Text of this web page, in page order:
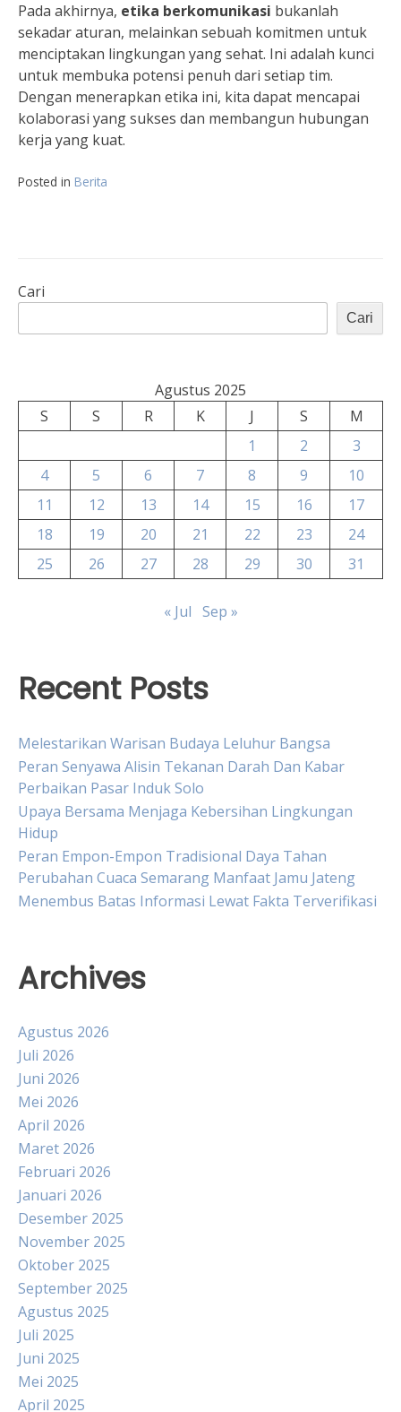
Pada akhirnya, etika berkomunikasi bukanlah
sekadar aturan, melainkan sebuah komitmen untuk
menciptakan lingkungan yang sehat. Ini adalah kunci
untuk membuka potensi penuh dari setiap tim.
Dengan menerapkan etika ini, kita dapat mencapai
kolaborasi yang sukses dan membangun hubungan
kerja yang kuat.
Posted in Berita
Cari
Cari
Agustus 2025
S
S R K J S
M
1
2
3
4
5 6 7 8 9
10
11
12 13 14 15 16
17
18
19 20 21 22 23
24
25
26 27 28 29 30 31
« Jul Sep »
Recent Posts
Melestarikan Warisan Budaya Leluhur Bangsa
Peran Senyawa Alisin Tekanan Darah Dan Kabar
Perbaikan Pasar Induk Solo
Upaya Bersama Menjaga Kebersihan Lingkungan
Hidup
Peran Empon-Empon Tradisional Daya Tahan
Perubahan Cuaca Semarang Manfaat Jamu Jateng
Menembus Batas Informasi Lewat Fakta Terverifikasi
Archives
Agustus 2026
Juli 2026
Juni 2026
Mei 2026
April 2026
Maret 2026
Februari 2026
Januari 2026
Desember 2025
November 2025
Oktober 2025
September 2025
Agustus 2025
Juli 2025
Juni 2025
Mei 2025
April 2025